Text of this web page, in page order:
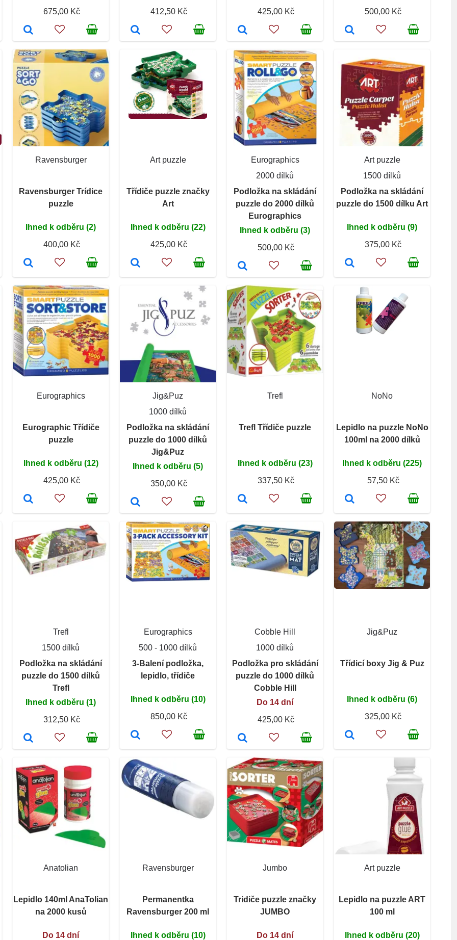
675,00 Kč
412,50 Kč
425,00 Kč
500,00 Kč
Ravensburger
Ravensburger Trídice
puzzle
Ihned k odběru (2)
400,00 Kč
Art puzzle
Třídiče puzzle značky
Art
Ihned k odběru (22)
425,00 Kč
Eurographics
2000 dílků
Podložka na skládání
puzzle do 2000 dílků
Eurographics
Ihned k odběru (3)
500,00 Kč
Art puzzle
1500 dílků
Podložka na skládání
puzzle do 1500 dílku Art
Ihned k odběru (9)
375,00 Kč
Eurographics
Eurographic Třídiče
puzzle
Ihned k odběru (12)
425,00 Kč
Jig&Puz
1000 dílků
Podložka na skládání
puzzle do 1000 dílků
Jig&Puz
Ihned k odběru (5)
350,00 Kč
Trefl
Trefl Třídiče puzzle
Ihned k odběru (23)
337,50 Kč
NoNo
Lepidlo na puzzle NoNo
100ml na 2000 dílků
Ihned k odběru (225)
57,50 Kč
Trefl
1500 dílků
Podložka na skládání
puzzle do 1500 dílků
Trefl
Ihned k odběru (1)
312,50 Kč
Eurographics
500 - 1000 dílků
3-Balení podložka,
lepidlo, třídiče
Ihned k odběru (10)
850,00 Kč
Cobble Hill
1000 dílků
Podložka pro skládání
puzzle do 1000 dílků
Cobble Hill
Do 14 dní
425,00 Kč
Jig&Puz
Třídicí boxy Jig & Puz
Ihned k odběru (6)
325,00 Kč
Anatolian
Lepidlo 140ml AnaTolian
na 2000 kusů
Do 14 dní
Ravensburger
Permanentka
Ravensburger 200 ml
Ihned k odběru (10)
Jumbo
Tridiče puzzle značky
JUMBO
Do 14 dní
Art puzzle
Lepidlo na puzzle ART
100 ml
Ihned k odběru (20)